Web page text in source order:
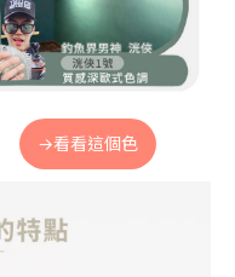
→看看這個色